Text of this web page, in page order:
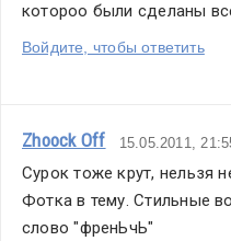
котороо были сделаны
Войдите, чтобы ответить
Zhoock Off 15.05.2011,
Сурок тоже крут, нельзя
Фотка в тему. Стильные
слово "френЬчЬ"